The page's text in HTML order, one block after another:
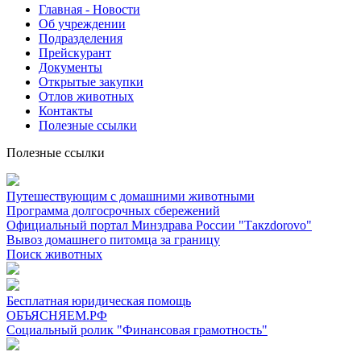
Главная - Новости
Об учреждении
Подразделения
Прейскурант
Документы
Открытые закупки
Отлов животных
Контакты
Полезные ссылки
Полезные ссылки
Путешествующим с домашними животными
Программа долгосрочных сбережений
Официальный портал Минздрава России "Такzdorovo"
Вывоз домашнего питомца за границу
Поиск животных
Бесплатная юридическая помощь
ОБЪЯСНЯЕМ.РФ
Социальный ролик "Финансовая грамотность"